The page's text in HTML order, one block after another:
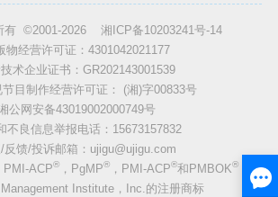
有 ©2001-2026 湘ICP备10203241号-14
物经营许可证：4301042021177
术企业证书：GR202143001539
节目制作经营许可证： (湘)字00833号
公网安备43019002000749号
不良信息举报电话：15673157832
反馈/投诉邮箱：ujigu@ujigu.com
PMI-ACP®，PgMP®，PMI-ACP®和PMBOK®
Institute，Inc.的注册商标